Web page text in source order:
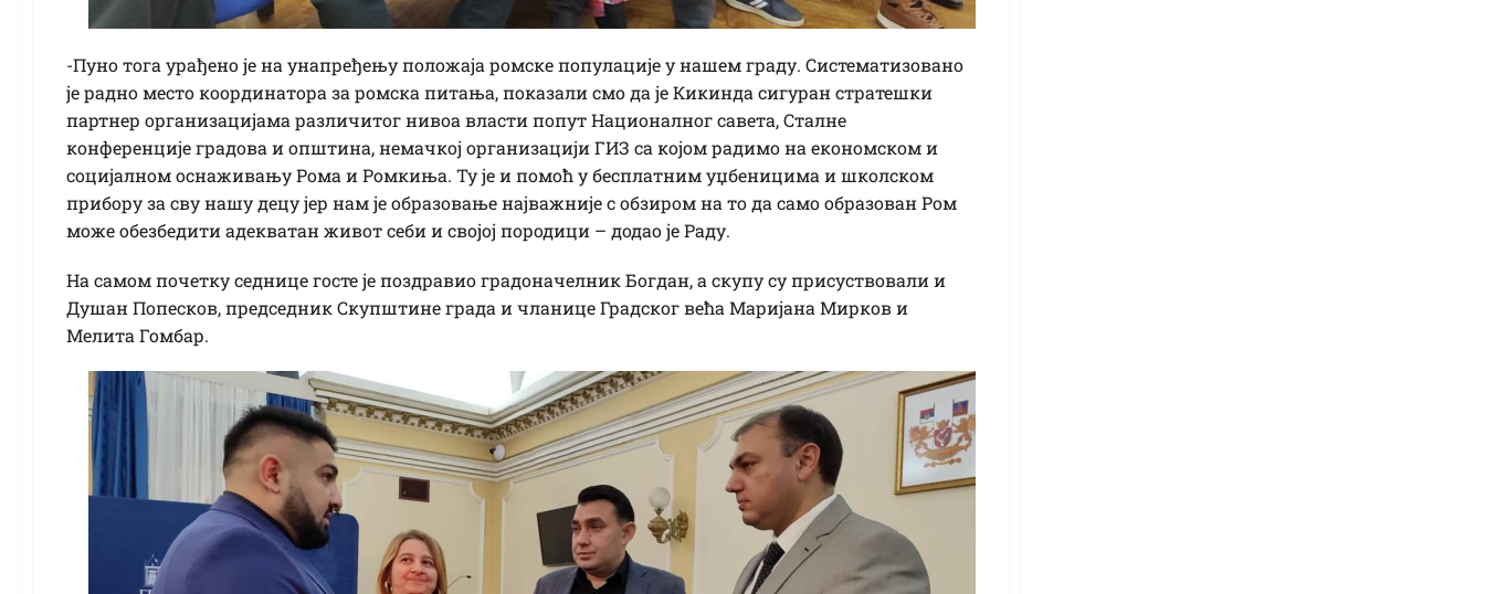
-Пуно тога урађено је на унапређењу положаја ромске популације у нашем граду. Систематизовано
је радно место координатора за ромска питања, показали смо да је Кикинда сигуран стратешки
партнер организацијама различитог нивоа власти попут Националног савета, Сталне
конференције градова и општина, немачкој организацији ГИЗ са којом радимо на економском и
социјалном оснаживању Рома и Ромкиња. Ту је и помоћ у бесплатним уџбеницима и школском
прибору за сву нашу децу јер нам је образовање најважније с обзиром на то да само образован Ром
може обезбедити адекватан живот себи и својој породици – додао је Раду.
На самом почетку седнице госте је поздравио градоначелник Богдан, а скупу су присуствовали и
Душан Попесков, председник Скупштине града и чланице Градског већа Маријана Мирков и
Мелита Гомбар.